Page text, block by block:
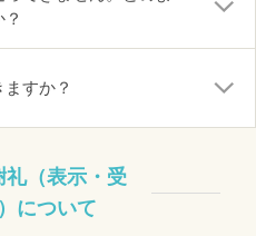
すか？
礼（表示・受
について